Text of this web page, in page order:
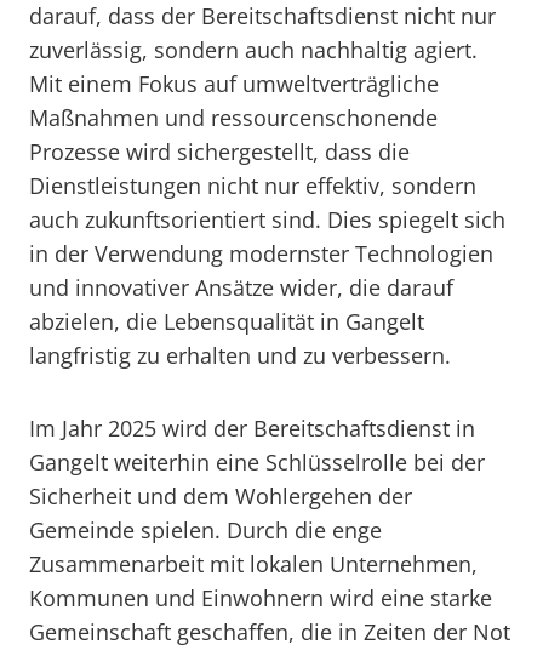
darauf, dass der Bereitschaftsdienst nicht nur
zuverlässig, sondern auch nachhaltig agiert.
Mit einem Fokus auf umweltverträgliche
Maßnahmen und ressourcenschonende
Prozesse wird sichergestellt, dass die
Dienstleistungen nicht nur effektiv, sondern
auch zukunftsorientiert sind. Dies spiegelt sich
in der Verwendung modernster Technologien
und innovativer Ansätze wider, die darauf
abzielen, die Lebensqualität in Gangelt
langfristig zu erhalten und zu verbessern.
Im Jahr 2025 wird der Bereitschaftsdienst in
Gangelt weiterhin eine Schlüsselrolle bei der
Sicherheit und dem Wohlergehen der
Gemeinde spielen. Durch die enge
Zusammenarbeit mit lokalen Unternehmen,
Kommunen und Einwohnern wird eine starke
Gemeinschaft geschaffen, die in Zeiten der Not